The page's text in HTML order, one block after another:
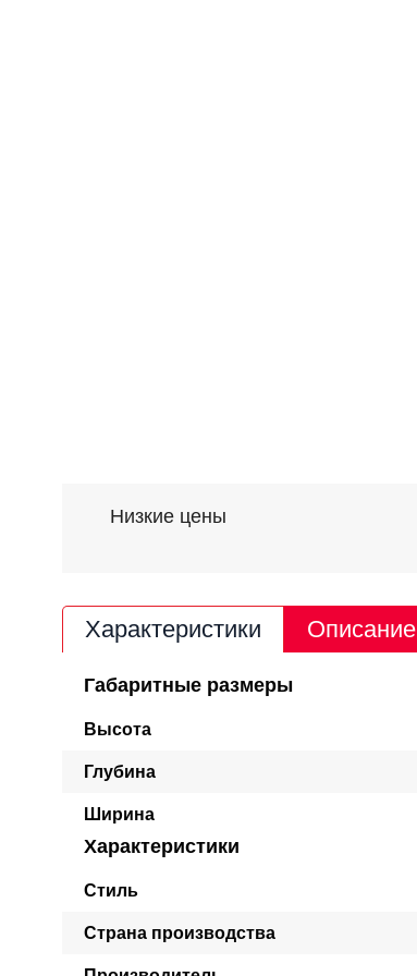
Низкие цены
Характеристики Описание
Габаритные размеры
Высота
Глубина
Ширина
Характеристики
Стиль
Страна производства